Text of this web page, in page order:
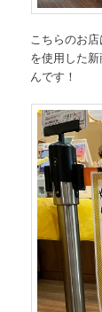
こちらのお
を使用した
んです！